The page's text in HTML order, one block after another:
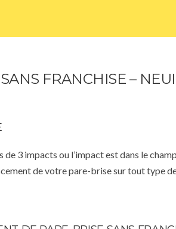
FRANCHISE –
3 impacts ou l’impact est dans le
de votre pare-brise sur tout type